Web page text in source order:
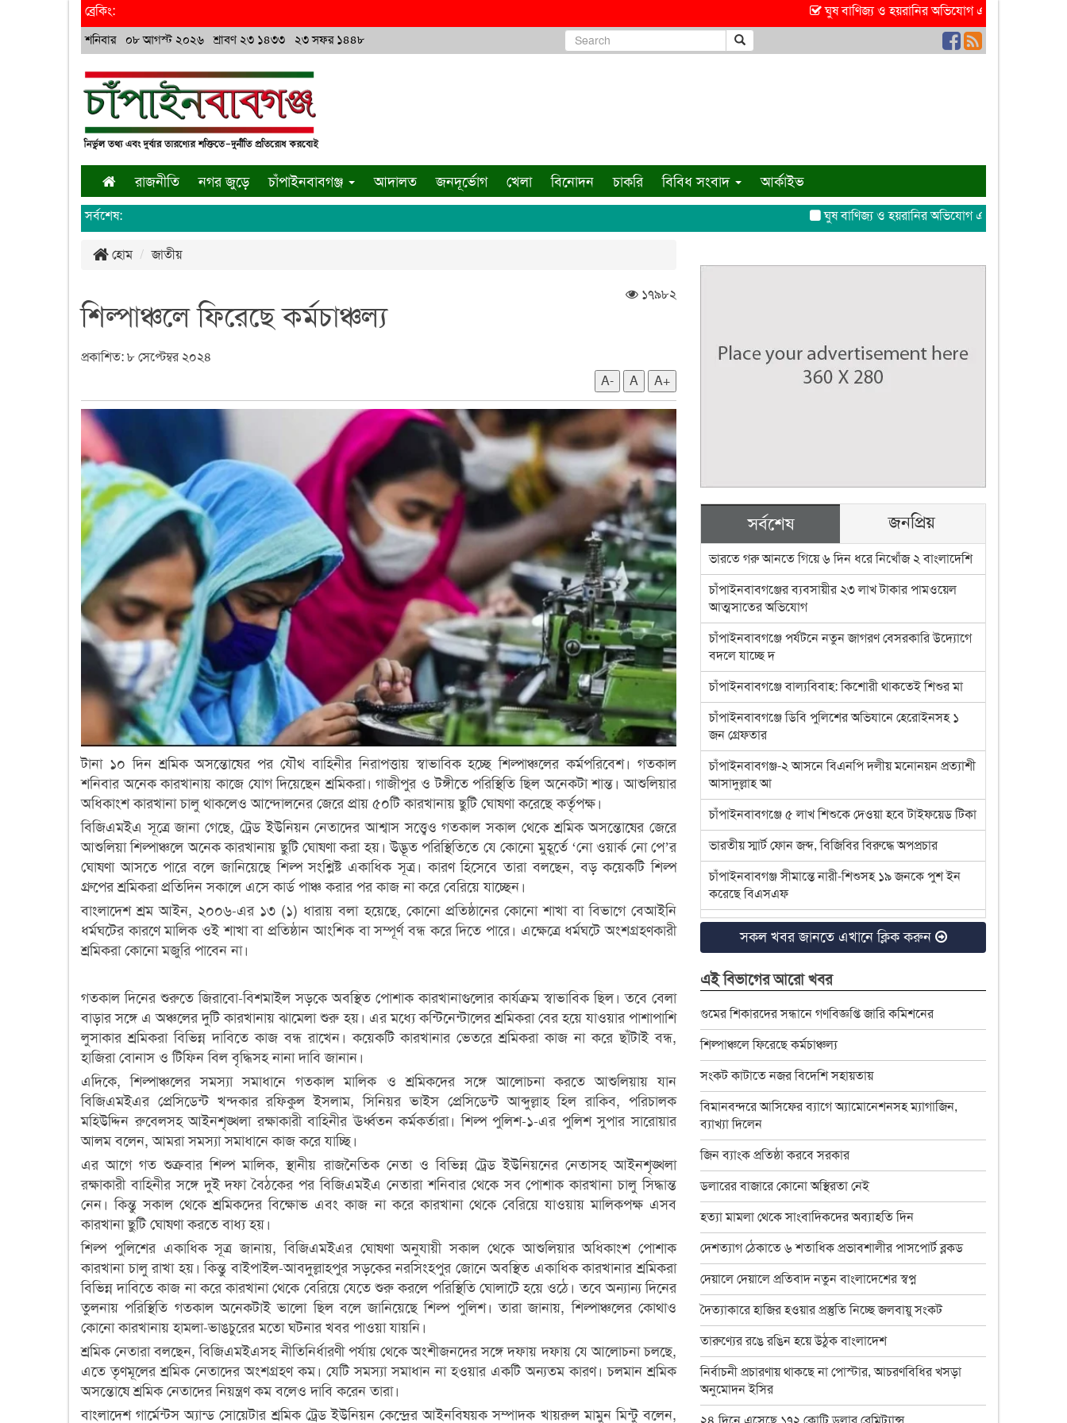
ব্রেকিং: ঘুষ বাণিজ্য ও হয়রানির অভিযোগ এসিল্যান্ড আঞ্জুমানের
শনিবার ০৮ আগস্ট ২০২৬ শ্রাবণ ২৩ ১৪৩৩ ২৩ সফর ১৪৪৮
রাজনীতি নগর জুড়ে চাঁপাইনবাবগঞ্জ আদালত জনদূর্ভোগ খেলা বিনোদন চাকরি বিবিধ সংবাদ আর্কাইভ
সর্বশেষ: ঘুষ বাণিজ্য ও হয়রানির অভিযোগ এসিল্যান্ড আঞ্জুমানের
হোম জাতীয়
১৭৯৮২
শিল্পাঞ্চলে ফিরেছে কর্মচাঞ্চল্য
প্রকাশিত: ৮ সেপ্টেম্বর ২০২৪
A-
A A+
টানা ১০ দিন শ্রমিক অসন্তোষের পর যৌথ বাহিনীর নিরাপত্তায় স্বাভাবিক হচ্ছে শিল্পাঞ্চলের কর্মপরিবেশ। গতকাল
শনিবার অনেক কারখানায় কাজে যোগ দিয়েছেন শ্রমিকরা। গাজীপুর ও টঙ্গীতে পরিস্থিতি ছিল অনেকটা শান্ত। আশুলিয়ার
অধিকাংশ কারখানা চালু থাকলেও আন্দোলনের জেরে প্রায় ৫০টি কারখানায় ছুটি ঘোষণা করেছে কর্তৃপক্ষ।
বিজিএমইএ সূত্রে জানা গেছে, ট্রেড ইউনিয়ন নেতাদের আশ্বাস সত্ত্বেও গতকাল সকাল থেকে শ্রমিক অসন্তোষের জেরে
আশুলিয়া শিল্পাঞ্চলে অনেক কারখানায় ছুটি ঘোষণা করা হয়। উদ্ভূত পরিস্থিতিতে যে কোনো মুহূর্তে ‘নো ওয়ার্ক নো পে’র
ঘোষণা আসতে পারে বলে জানিয়েছে শিল্প সংশ্লিষ্ট একাধিক সূত্র। কারণ হিসেবে তারা বলছেন, বড় কয়েকটি শিল্প
গ্রুপের শ্রমিকরা প্রতিদিন সকালে এসে কার্ড পাঞ্চ করার পর কাজ না করে বেরিয়ে যাচ্ছেন।
বাংলাদেশ শ্রম আইন, ২০০৬-এর ১৩ (১) ধারায় বলা হয়েছে, কোনো প্রতিষ্ঠানের কোনো শাখা বা বিভাগে বেআইনি
ধর্মঘটের কারণে মালিক ওই শাখা বা প্রতিষ্ঠান আংশিক বা সম্পূর্ণ বন্ধ করে দিতে পারে। এক্ষেত্রে ধর্মঘটে অংশগ্রহণকারী
শ্রমিকরা কোনো মজুরি পাবেন না।
গতকাল দিনের শুরুতে জিরাবো-বিশমাইল সড়কে অবস্থিত পোশাক কারখানাগুলোর কার্যক্রম স্বাভাবিক ছিল। তবে বেলা
বাড়ার সঙ্গে এ অঞ্চলের দুটি কারখানায় ঝামেলা শুরু হয়। এর মধ্যে কন্টিনেন্টালের শ্রমিকরা বের হয়ে যাওয়ার পাশাপাশি
লুসাকার শ্রমিকরা বিভিন্ন দাবিতে কাজ বন্ধ রাখেন। কয়েকটি কারখানার ভেতরে শ্রমিকরা কাজ না করে ছাঁটাই বন্ধ,
হাজিরা বোনাস ও টিফিন বিল বৃদ্ধিসহ নানা দাবি জানান।
এদিকে, শিল্পাঞ্চলের সমস্যা সমাধানে গতকাল মালিক ও শ্রমিকদের সঙ্গে আলোচনা করতে আশুলিয়ায় যান
বিজিএমইএর প্রেসিডেন্ট খন্দকার রফিকুল ইসলাম, সিনিয়র ভাইস প্রেসিডেন্ট আব্দুল্লাহ হিল রাকিব, পরিচালক
মহিউদ্দিন রুবেলসহ আইনশৃঙ্খলা রক্ষাকারী বাহিনীর ঊর্ধ্বতন কর্মকর্তারা। শিল্প পুলিশ-১-এর পুলিশ সুপার সারোয়ার
আলম বলেন, আমরা সমস্যা সমাধানে কাজ করে যাচ্ছি।
এর আগে গত শুক্রবার শিল্প মালিক, স্থানীয় রাজনৈতিক নেতা ও বিভিন্ন ট্রেড ইউনিয়নের নেতাসহ আইনশৃঙ্খলা
রক্ষাকারী বাহিনীর সঙ্গে দুই দফা বৈঠকের পর বিজিএমইএ নেতারা শনিবার থেকে সব পোশাক কারখানা চালু সিদ্ধান্ত
নেন। কিন্তু সকাল থেকে শ্রমিকদের বিক্ষোভ এবং কাজ না করে কারখানা থেকে বেরিয়ে যাওয়ায় মালিকপক্ষ এসব
কারখানা ছুটি ঘোষণা করতে বাধ্য হয়।
শিল্প পুলিশের একাধিক সূত্র জানায়, বিজিএমইএর ঘোষণা অনুযায়ী সকাল থেকে আশুলিয়ার অধিকাংশ পোশাক
কারখানা চালু রাখা হয়। কিন্তু বাইপাইল-আবদুল্লাহপুর সড়কের নরসিংহপুর জোনে অবস্থিত একাধিক কারখানার শ্রমিকরা
বিভিন্ন দাবিতে কাজ না করে কারখানা থেকে বেরিয়ে যেতে শুরু করলে পরিস্থিতি ঘোলাটে হয়ে ওঠে। তবে অন্যান্য দিনের
তুলনায় পরিস্থিতি গতকাল অনেকটাই ভালো ছিল বলে জানিয়েছে শিল্প পুলিশ। তারা জানায়, শিল্পাঞ্চলের কোথাও
কোনো কারখানায় হামলা-ভাঙচুরের মতো ঘটনার খবর পাওয়া যায়নি।
শ্রমিক নেতারা বলছেন, বিজিএমইএসহ নীতিনির্ধারণী পর্যায় থেকে অংশীজনদের সঙ্গে দফায় দফায় যে আলোচনা চলছে,
এতে তৃণমূলের শ্রমিক নেতাদের অংশগ্রহণ কম। যেটি সমস্যা সমাধান না হওয়ার একটি অন্যতম কারণ। চলমান শ্রমিক
অসন্তোষে শ্রমিক নেতাদের নিয়ন্ত্রণ কম বলেও দাবি করেন তারা।
বাংলাদেশ গার্মেন্টস অ্যান্ড সোয়েটার শ্রমিক ট্রেড ইউনিয়ন কেন্দ্রের আইনবিষয়ক সম্পাদক খায়রুল মামুন মিন্টু বলেন,
সর্বশেষ জনপ্রিয়
ভারতে গরু আনতে গিয়ে ৬ দিন ধরে নিখোঁজ ২ বাংলাদেশি
চাঁপাইনবাবগঞ্জের ব্যবসায়ীর ২৩ লাখ টাকার পামওয়েল
আত্মসাতের অভিযোগ
চাঁপাইনবাবগঞ্জে পর্যটনে নতুন জাগরণ বেসরকারি উদ্যোগে
বদলে যাচ্ছে দ
চাঁপাইনবাবগঞ্জে বাল্যবিবাহ: কিশোরী থাকতেই শিশুর মা
চাঁপাইনবাবগঞ্জে ডিবি পুলিশের অভিযানে হেরোইনসহ ১
জন গ্রেফতার
চাঁপাইনবাবগঞ্জ-২ আসনে বিএনপি দলীয় মনোনয়ন প্রত্যাশী
আসাদুল্লাহ আ
চাঁপাইনবাবগঞ্জে ৫ লাখ শিশুকে দেওয়া হবে টাইফয়েড টিকা
ভারতীয় স্মার্ট ফোন জব্দ, বিজিবির বিরুদ্ধে অপপ্রচার
চাঁপাইনবাবগঞ্জ সীমান্তে নারী-শিশুসহ ১৯ জনকে পুশ ইন
করেছে বিএসএফ
এক বছরেও উদ্ধার হয়নি অস্ত্র-গুলি
সন্তানের নাগরিকত্ব নিয়ে জটিলতার শঙ্কা
চাঁপাইনবাবগঞ্জে জামায়াতে যোগ দিলেন ২৫ জন সনাতন
ধর্মাবলম্বী
চাঁপাইনবাবগঞ্জে বিটিসিএলের ৩৩ লাখ টাকা বকেয়া,
মামলার সুপারিশ
৪ হত্যা মামলার আসামি ইউপি চেয়ারম্যান টিপু সাময়িক
বরখাস্ত
চাঁপাইনবাবগঞ্জে ডেঙ্গু প্রতিরোধে মশক নিধন কার্যক্রম শুরু
রাষ্ট্রপতি ও প্রধান উপদেষ্টার সঙ্গে সেনাপ্রধানের সাক্ষাৎ
ইসির নির্বাচনী রোডম্যাপে যা থাকছে
বাংলাদেশ জাতীয় অন্ধ কল্যাণ সমিতি চাঁপাইনবাবগঞ্জ
শাখার নবনির্বাচিত
চাঁপাইনবাবগঞ্জে স্বেচ্ছাসেবক দলের মতবিনিময় সভা
অনুষ্ঠিত
চাঁপাইনবাবগঞ্জে বিদ্যুৎস্পৃষ্টে প্রাণ গেলো মা-মেয়ের
ডাকসু নির্বাচনে লড়ছেন চাঁপাইনবাবগঞ্জের ৯ শিক্ষার্থী
চাঁপাইনবাবগঞ্জ ফোরামের ৩৯ সদস্য বিশিষ্ট কমিটি গঠন :
সভাপতি বুলবুল
সকল খবর জানতে এখানে ক্লিক করুন
এই বিভাগের আরো খবর
গুমের শিকারদের সন্ধানে গণবিজ্ঞপ্তি জারি কমিশনের
শিল্পাঞ্চলে ফিরেছে কর্মচাঞ্চল্য
সংকট কাটাতে নজর বিদেশি সহায়তায়
বিমানবন্দরে আসিফের ব্যাগে অ্যামোনেশনসহ ম্যাগাজিন,
ব্যাখ্যা দিলেন
জিন ব্যাংক প্রতিষ্ঠা করবে সরকার
ডলারের বাজারে কোনো অস্থিরতা নেই
হত্যা মামলা থেকে সাংবাদিকদের অব্যাহতি দিন
দেশত্যাগ ঠেকাতে ৬ শতাধিক প্রভাবশালীর পাসপোর্ট ব্লকড
দেয়ালে দেয়ালে প্রতিবাদ নতুন বাংলাদেশের স্বপ্ন
দৈত্যাকারে হাজির হওয়ার প্রস্তুতি নিচ্ছে জলবায়ু সংকট
তারুণ্যের রঙে রঙিন হয়ে উঠুক বাংলাদেশ
নির্বাচনী প্রচারণায় থাকছে না পোস্টার, আচরণবিধির খসড়া
অনুমোদন ইসির